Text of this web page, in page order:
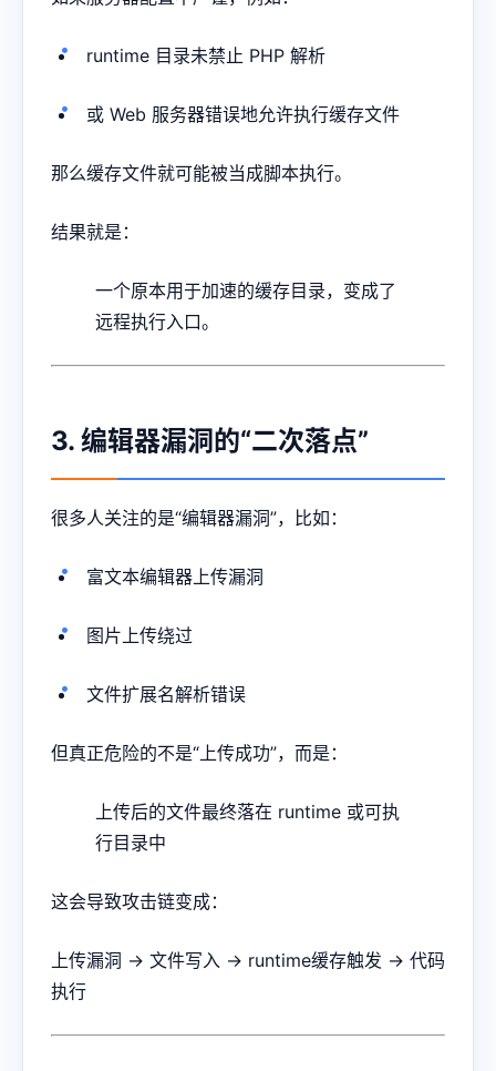
runtime 目录未禁止 PHP 解析
或 Web 服务器错误地允许执行缓存文件
那么缓存文件就可能被当成脚本执行。
结果就是：
一个原本用于加速的缓存目录，变成了
远程执行入口。
3. 编辑器漏洞的“二次落点”
很多人关注的是“编辑器漏洞”，比如：
富文本编辑器上传漏洞
图片上传绕过
文件扩展名解析错误
但真正危险的不是“上传成功”，而是：
上传后的文件最终落在 runtime 或可执
行目录中
这会导致攻击链变成：
上传漏洞 → 文件写入 → runtime缓存触发 → 代码
执行